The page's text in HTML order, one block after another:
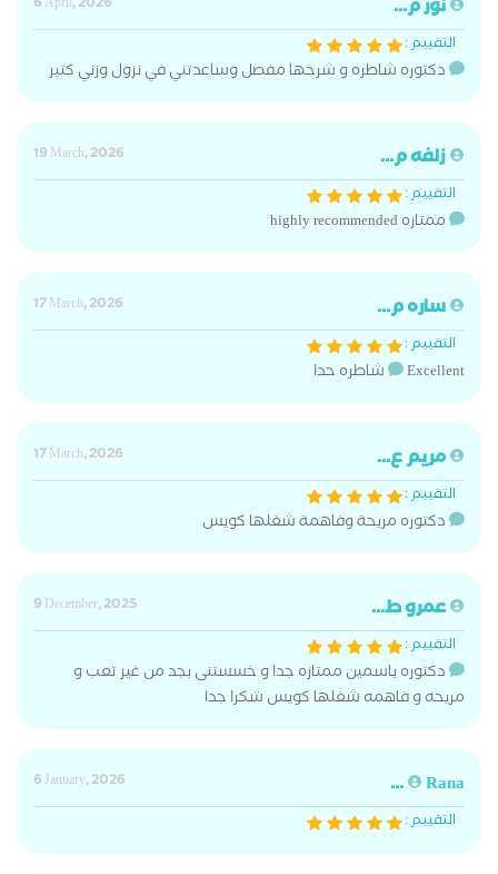
نور م...
6 April, 2026
التقييم :
دكتوره شاطره و شرحها مفصل وساعدتني في نزول وزني كتير
زلفه م...
19 March, 2026
التقييم :
ممتازه highly recommended
ساره م...
17 March, 2026
التقييم :
Excellent شاطره حدا
مريم ع...
17 March, 2026
التقييم :
دكتوره مريحة وفاهمة شغلها كويس
عمرو ط...
9 December, 2025
التقييم :
دكتوره ياسمين ممتازه جدا و خسستنى بجد من غير تعب و
مريحه و فاهمه شغلها كويس شكرا جدا
Rana ...
6 January, 2026
التقييم :